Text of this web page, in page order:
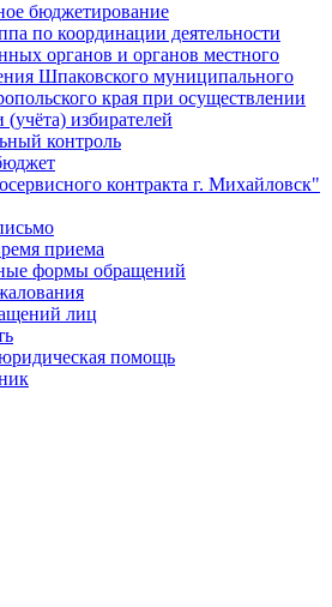
бюджетирование
по координации деятельности
органов и органов местного
Шпаковского муниципального
края при осуществлении
(учёта) избирателей
контроль
контракта г. Михайловск"
приема
формы обращений
лиц
помощь